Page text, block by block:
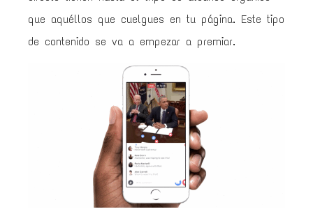
que aquéllos que cuelgues en tu página. Este tipo
de contenido se va a empezar a premiar.